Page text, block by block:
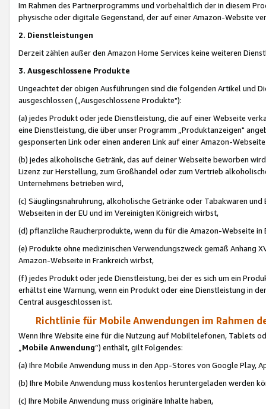
Im Rahmen des Partnerprogramms und vorbehaltlich der in diesem
physische oder digitale Gegenstand, der auf einer Amazon-Website
2. Dienstleistungen
Derzeit zählen außer den Amazon Home Services keine weiteren
3. Ausgeschlossene Produkte
Ungeachtet der obigen Ausführungen sind die folgenden Artikel und
ausgeschlossen („Ausgeschlossene Produkte"):
(a) jedes Produkt oder jede Dienstleistung, die auf einer Webseite
eine Dienstleistung, die über unser Programm „Produktanzeigen"
gesponserten Link oder einen anderen Link auf einer Amazon-
(b) jedes alkoholische Getränk, das auf deiner Webseite beworben
Lizenz zur Herstellung, zum Großhandel oder zum Vertrieb
Unternehmens betrieben wird,
(c) Säuglingsnahruhrung, alkoholische Getränke oder Tabakwaren
Webseiten in der EU und im Vereinigten Königreich wirbst,
(d) pflanzliche Raucherprodukte, wenn du für die Amazon-Webseite in
(e) Produkte ohne medizinischen Verwendungszweck gemäß Anhang
Amazon-Webseite in Frankreich wirbst,
(f) jedes Produkt oder jede Dienstleistung, bei der es sich um ein
erhältst eine Warnung, wenn ein Produkt oder eine Dienstleistung in
Central ausgeschlossen ist.
Richtlinie für Mobile Anwendungen im Rahmen
Wenn Ihre Website eine für die Nutzung auf Mobiltelefonen, Tablets
„Mobile Anwendung“) enthält, gilt Folgendes:
(a) Ihre Mobile Anwendung muss in den App-Stores von Google Play,
(b) Ihre Mobile Anwendung muss kostenlos heruntergeladen werden
(c) Ihre Mobile Anwendung muss originäre Inhalte haben,